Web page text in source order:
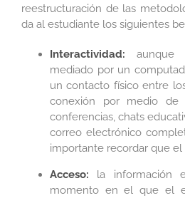
reestructuración de las
da al estudiante los siguientes
Interactividad: aunque
mediado por un
un contacto físico entre
conexión por medio de
conferencias, chats
correo electrónico
importante recordar que
Acceso: la información
momento en el que el